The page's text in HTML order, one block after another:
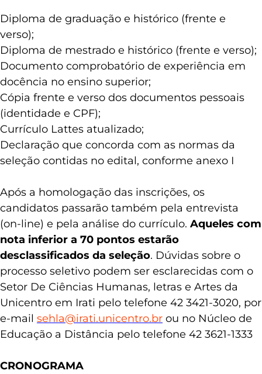
Diploma de graduação e histórico (frente e
verso);
Diploma de mestrado e histórico (frente e verso);
Documento comprobatório de experiência em
docência no ensino superior;
Cópia frente e verso dos documentos pessoais
(identidade e CPF);
Currículo Lattes atualizado;
Declaração que concorda com as normas da
seleção contidas no edital, conforme anexo I
Após a homologação das inscrições, os
candidatos passarão também pela entrevista
(on-line) e pela análise do currículo. Aqueles com
nota inferior a 70 pontos estarão
desclassificados da seleção. Dúvidas sobre o
processo seletivo podem ser esclarecidas com o
Setor De Ciências Humanas, letras e Artes da
Unicentro em Irati pelo telefone 42 3421-3020, por
e-mail sehla@irati.unicentro.br ou no Núcleo de
Educação a Distância pelo telefone 42 3621-1333
CRONOGRAMA